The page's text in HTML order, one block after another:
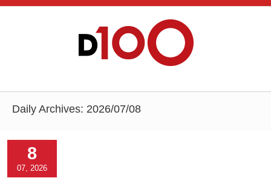
Daily Archives: 2026/07/08
8
07, 2026